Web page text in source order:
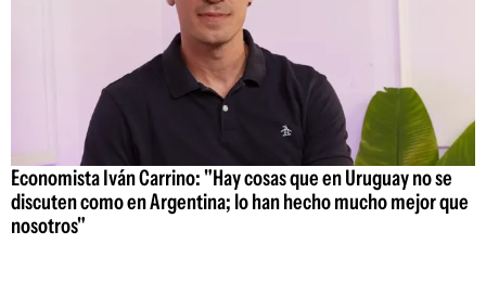
Economista Iván Carrino: "Hay cosas que en Uruguay no se
discuten como en Argentina; lo han hecho mucho mejor que
nosotros"